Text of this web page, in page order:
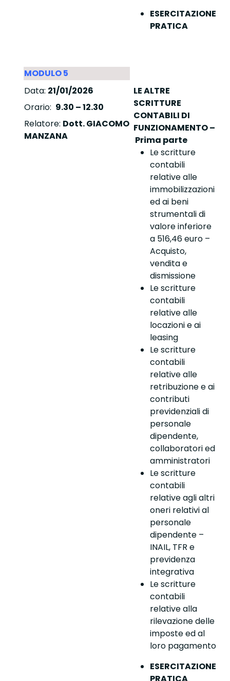
ESERCITAZIONE
PRATICA
MODULO 5
Data: 21/01/2026
Orario: 9.30 – 12.30
Relatore: Dott. GIACOMO
MANZANA
LE ALTRE
SCRITTURE
CONTABILI DI
FUNZIONAMENTO –
Prima parte
Le scritture
contabili
relative alle
immobilizzazioni
ed ai beni
strumentali di
valore inferiore
a 516,46 euro –
Acquisto,
vendita e
dismissione
Le scritture
contabili
relative alle
locazioni e ai
leasing
Le scritture
contabili
relative alle
retribuzione e ai
contributi
previdenziali di
personale
dipendente,
collaboratori ed
amministratori
Le scritture
contabili
relative agli altri
oneri relativi al
personale
dipendente –
INAIL, TFR e
previdenza
integrativa
Le scritture
contabili
relative alla
rilevazione delle
imposte ed al
loro pagamento
ESERCITAZIONE